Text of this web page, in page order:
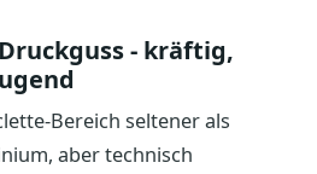
- kräftig,
Bereich seltener als
aber technisch